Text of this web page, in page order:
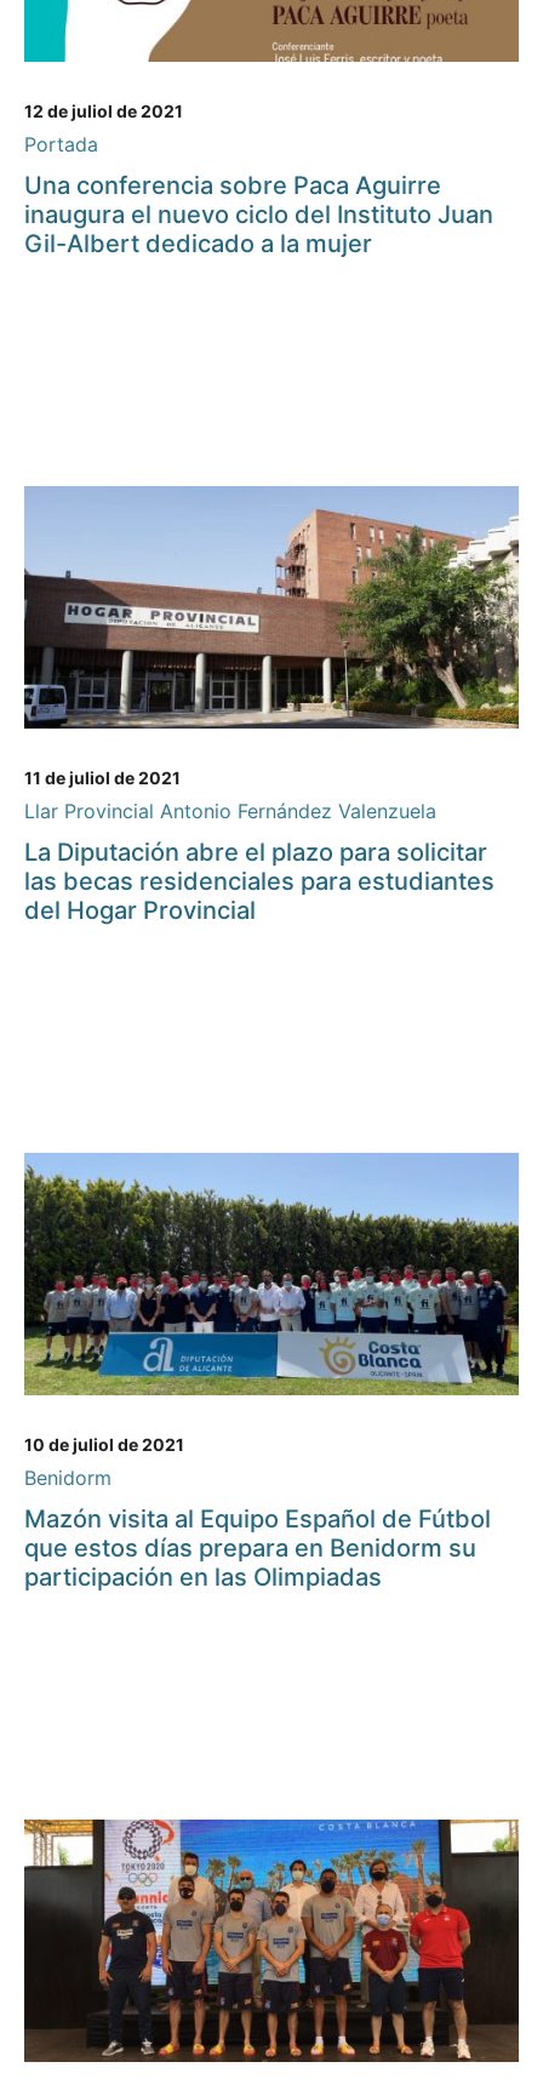
12 de juliol de 2021
Portada
Una conferencia sobre Paca Aguirre
inaugura el nuevo ciclo del Instituto Juan
Gil-Albert dedicado a la mujer
11 de juliol de 2021
Llar Provincial Antonio Fernández Valenzuela
La Diputación abre el plazo para solicitar
las becas residenciales para estudiantes
del Hogar Provincial
10 de juliol de 2021
Benidorm
Mazón visita al Equipo Español de Fútbol
que estos días prepara en Benidorm su
participación en las Olimpiadas